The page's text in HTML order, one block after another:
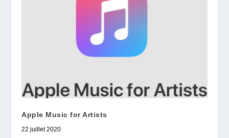
Apple Music for Artists
22 juillet 2020